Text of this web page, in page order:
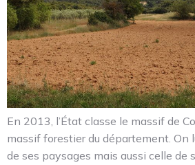
En 2013, l’État classe le massif de
massif forestier du département. On
de ses paysages mais aussi celle de